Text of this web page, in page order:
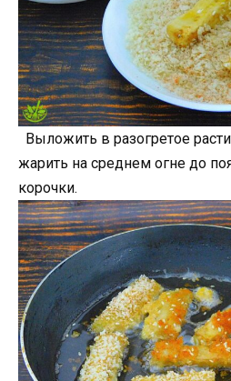
Выложить в разогретое
жарить на среднем огне до
корочки.